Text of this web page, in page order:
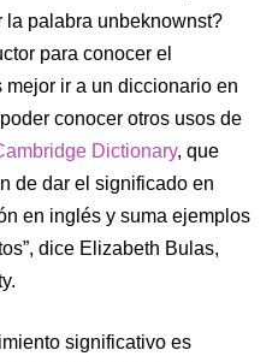
la palabra unbeknownst?
para conocer el
ir a un diccionario en
conocer otros usos de
Dictionary, que
de dar el significado en
en inglés y suma ejemplos
dice Elizabeth Bulas,
significativo es